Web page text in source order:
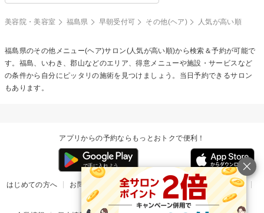
美容院・美容室 福島県 早朝受付可 その他(ヘア) 人気が高い順
福島県のその他メニュー(ヘア)サロン(人気が高い順)から検索＆予約が可能で
す。福島、いわき、郡山などのエリア、得意メニューや施設・サービスなど
の条件から自分にピッタリの施術を見つけましょう。当日予約できるサロン
もあります。
アプリからの予約ならもっとおトクで便利！
はじめての方へ お問い合わせ ヘルプ リリース情報
利用規約
掲載ご希望のサロン様